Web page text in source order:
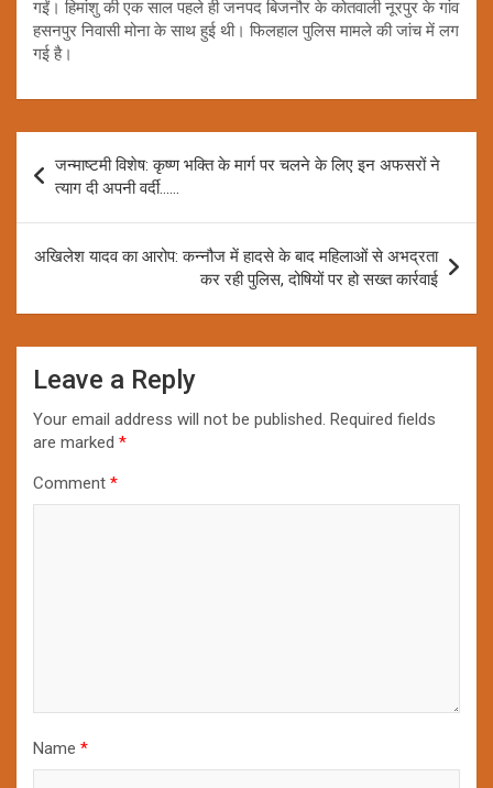
गईं। हिमांशु की एक साल पहले ही जनपद बिजनौर के कोतवाली नूरपुर के गांव
हसनपुर निवासी मोना के साथ हुई थी। फिलहाल पुलिस मामले की जांच में लग
गई है।
navigation
जन्माष्टमी विशेष: कृष्ण भक्ति के मार्ग पर चलने के लिए इन अफसरों ने
त्याग दी अपनी वर्दी……
अखिलेश यादव का आरोप: कन्नौज में हादसे के बाद महिलाओं से अभद्रता
कर रही पुलिस, दोषियों पर हो सख्त कार्रवाई
Leave a Reply
Your email address will not be published. Required fields
are marked *
Comment *
Name *